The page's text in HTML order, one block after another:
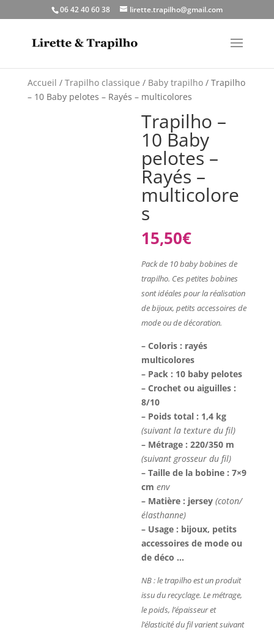
06 42 40 60 38 lirette.trapilho@gmail.com
Accueil / Trapilho classique / Baby trapilho/ Trapilho
– 10 Baby pelotes – Rayés – multicolores
Trapilho –
10 Baby
pelotes –
Rayés –
multicolore
s
15,50€
Pack de 10 baby bobines de
trapilho. Ces petites bobines
sont idéales pour la réalisation
de bijoux, petits accessoires de
mode ou de décoration.
– Coloris : rayés
multicolores
– Pack : 10 baby pelotes
– Crochet ou aiguilles :
8/10
– Poids total : 1,4 kg
(suivant la texture du fil)
– Métrage : 220/350 m
(suivant grosseur du fil)
– Taille de la bobine : 7×9
cmenv
– Matière : jersey(coton/
élasthanne)
– Usage : bijoux, petits
accessoires de mode ou
de déco …
NB : le trapilho est un produit
issu du recyclage. Le métrage,
le poids, l’épaisseur et
l’élasticité du fil varient suivant